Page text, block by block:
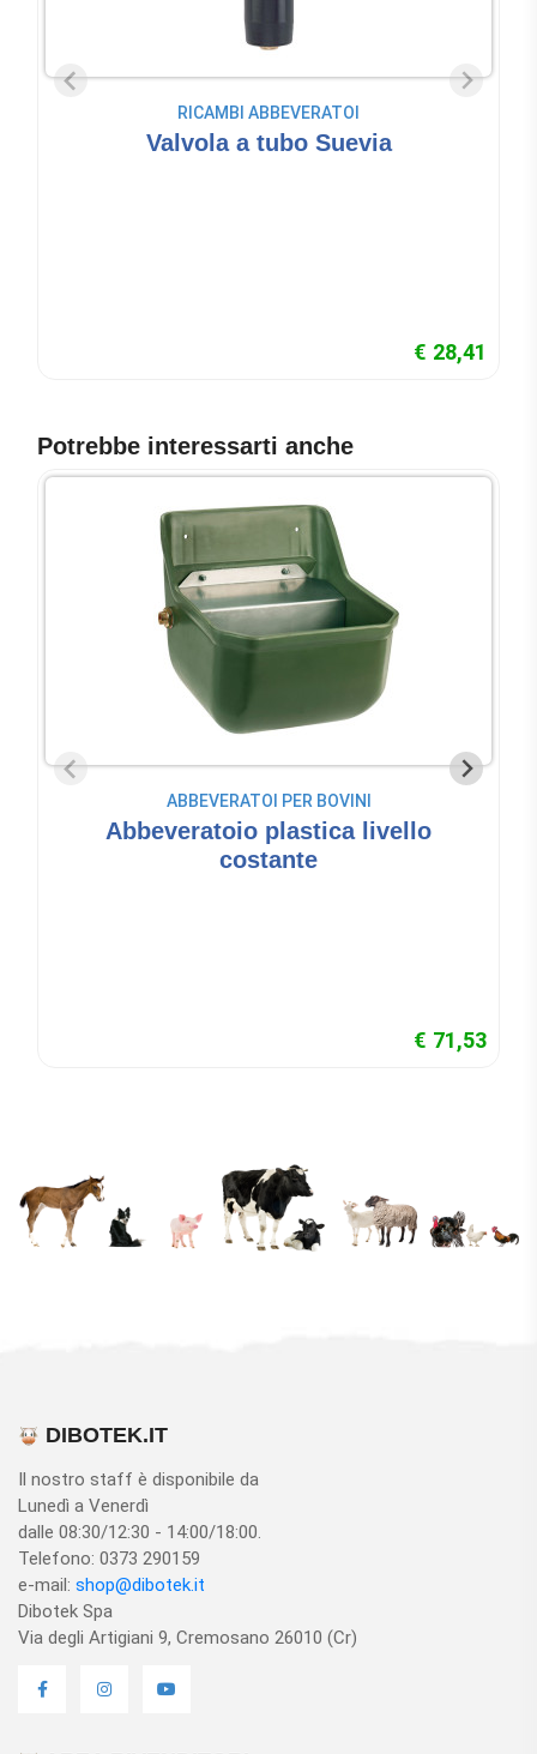
RICAMBI ABBEVERATOI
Valvola a tubo Suevia
€ 28,41
Potrebbe interessarti anche
ABBEVERATOI PER BOVINI
Abbeveratoio plastica livello
costante
€ 71,53
DIBOTEK.IT
Il nostro staff è disponibile da
Lunedì a Venerdì
dalle 08:30/12:30 - 14:00/18:00.
Telefono: 0373 290159
e-mail: shop@dibotek.it
Dibotek Spa
Via degli Artigiani 9, Cremosano 26010 (Cr)